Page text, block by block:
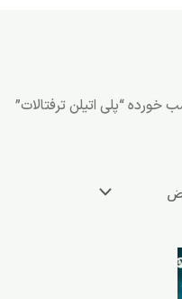
“پلی اتیلن ترفتالات”